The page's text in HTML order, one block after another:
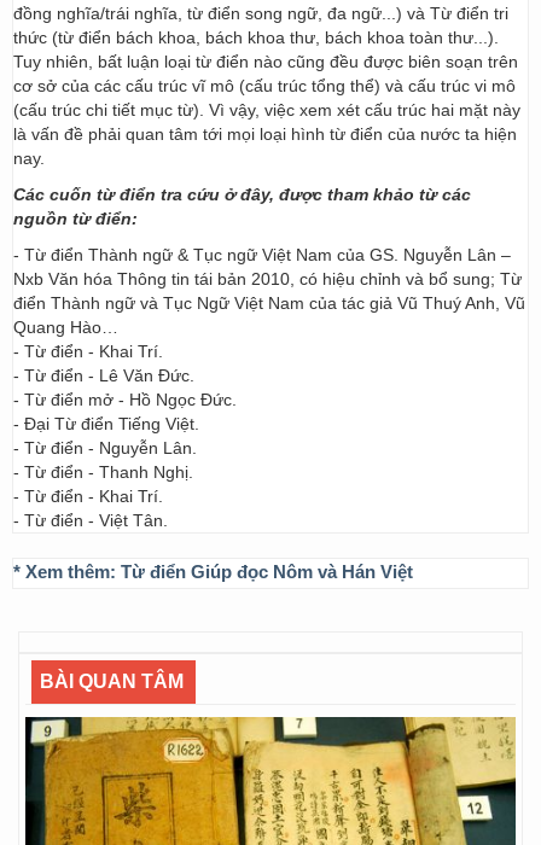
đồng nghĩa/trái nghĩa, từ điển song ngữ, đa ngữ...) và Từ điển tri
thức (từ điển bách khoa, bách khoa thư, bách khoa toàn thư...).
Tuy nhiên, bất luận loại từ điển nào cũng đều được biên soạn trên
cơ sở của các cấu trúc vĩ mô (cấu trúc tổng thể) và cấu trúc vi mô
(cấu trúc chi tiết mục từ). Vì vậy, việc xem xét cấu trúc hai mặt này
là vấn đề phải quan tâm tới mọi loại hình từ điển của nước ta hiện
nay.
Các cuốn từ điển tra cứu ở đây, được tham khảo từ các
nguồn từ điển:
- Từ điển Thành ngữ & Tục ngữ Việt Nam của GS. Nguyễn Lân –
Nxb Văn hóa Thông tin tái bản 2010, có hiệu chỉnh và bổ sung; Từ
điển Thành ngữ và Tục Ngữ Việt Nam của tác giả Vũ Thuý Anh, Vũ
Quang Hào…
- Từ điển - Khai Trí.
- Từ điển - Lê Văn Đức.
- Từ điển mở - Hồ Ngọc Đức.
- Đại Từ điển Tiếng Việt.
- Từ điển - Nguyễn Lân.
- Từ điển - Thanh Nghị.
- Từ điển - Khai Trí.
- Từ điển - Việt Tân.
* Xem thêm: Từ điển Giúp đọc Nôm và Hán Việt
BÀI QUAN TÂM